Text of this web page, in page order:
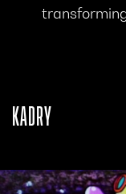
KADRY